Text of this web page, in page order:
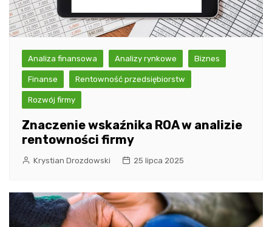
Analiza finansowa Analizy rynkowe Biznes
Finanse Rentowność przedsiębiorstw
Rozwój firmy
Znaczenie wskaźnika ROA w analizie
rentowności firmy
Krystian Drozdowski 25 lipca 2025